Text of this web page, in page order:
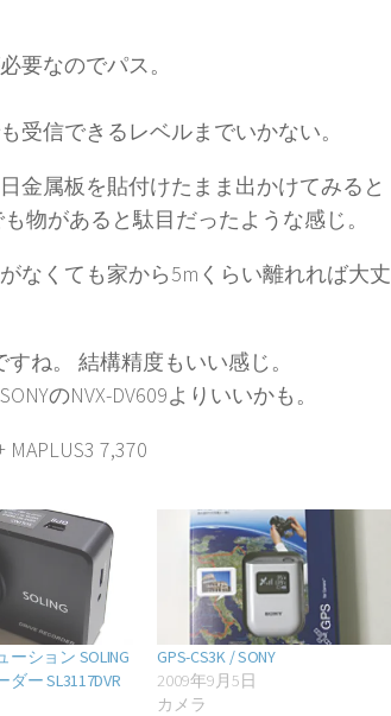
要なのでパス。
受信できるレベルまでいかない。
金属板を貼付けたまま出かけてみると
物があると駄目だったような感じ。
なくても家から5mくらい離れれば大丈
ね。 結構精度もいい感じ。
のNVX-DV609よりいいかも。
7,370
ション SOLING
ー SL3117DVR
GPS-CS3K / SONY
2009年9月5日
カメラ